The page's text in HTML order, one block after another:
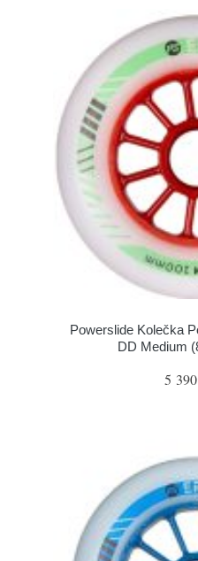
Powerslide Kolečka
DD Medium
5